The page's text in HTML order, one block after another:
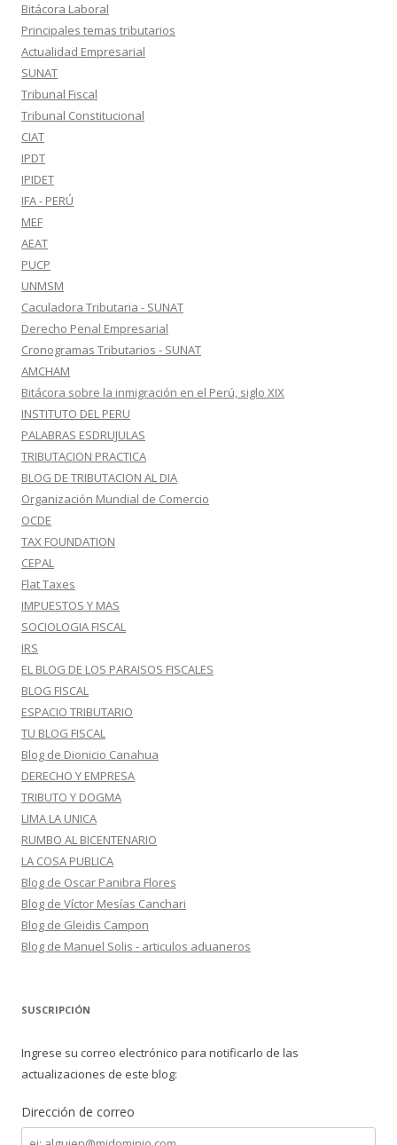
Bitácora Laboral
Principales temas tributarios
Actualidad Empresarial
SUNAT
Tribunal Fiscal
Tribunal Constitucional
CIAT
IPDT
IPIDET
IFA - PERÚ
MEF
AEAT
PUCP
UNMSM
Caculadora Tributaria - SUNAT
Derecho Penal Empresarial
Cronogramas Tributarios - SUNAT
AMCHAM
Bitácora sobre la inmigración en el Perú, siglo XIX
INSTITUTO DEL PERU
PALABRAS ESDRUJULAS
TRIBUTACION PRACTICA
BLOG DE TRIBUTACION AL DIA
Organización Mundial de Comercio
OCDE
TAX FOUNDATION
CEPAL
Flat Taxes
IMPUESTOS Y MAS
SOCIOLOGIA FISCAL
IRS
EL BLOG DE LOS PARAISOS FISCALES
BLOG FISCAL
ESPACIO TRIBUTARIO
TU BLOG FISCAL
Blog de Dionicio Canahua
DERECHO Y EMPRESA
TRIBUTO Y DOGMA
LIMA LA UNICA
RUMBO AL BICENTENARIO
LA COSA PUBLICA
Blog de Oscar Panibra Flores
Blog de Víctor Mesías Canchari
Blog de Gleidis Campon
Blog de Manuel Solis - articulos aduaneros
SUSCRIPCIÓN
Ingrese su correo electrónico para notificarlo de las
actualizaciones de este blog:
Dirección de correo
Dirección